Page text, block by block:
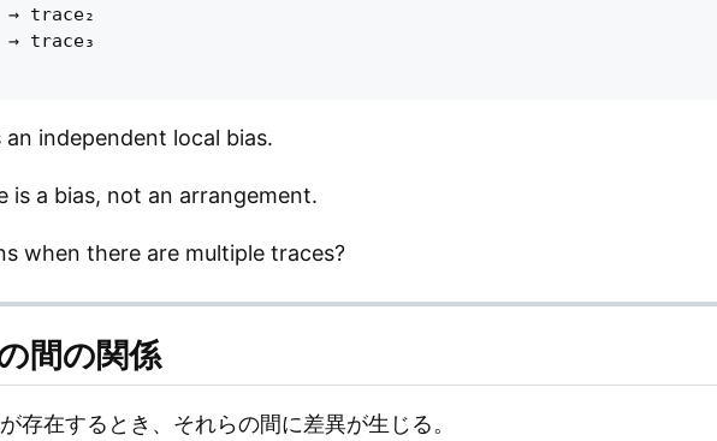
→ trace₂
→ trace₃
an independent local bias.
is a bias, not an arrangement.
when there are multiple traces?
間の関係
存在するとき、それらの間に差異が生じる。